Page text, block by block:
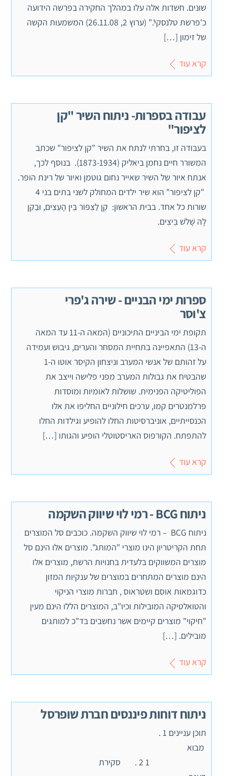
שונים. חשדות אלה עלו במהלך החקירה בפרשה הידועה
כ'פרשת טלנסקי'." (ערוץ 2, 26.11.08) המשמעות הקשה
של זימון […]
קרא עוד
עבודה בספרות- ניתוח השיר "קן
לציפור"
בעבודה זו, בחרתי לנתח את השיר "קן לציפור" שכתב
המשורר חיים נחמן ביאליק (1873-1934). בנוסף לכך,
אנתח איור של השיר שאייר נחום גוטמן ואיור של רינת הופר.
"קן לציפור" הוא שיר ילדים המחולק לשני בתים בני 4
שורות כל אחד. בבית הראשון: קֵן לַצִּפּוֹר בֵּין הָעֵצִים, וּבַקֵּן
לָהּ שָׁלֹשׁ בֵּיצִים.
קרא עוד
ספרות ימי הבניים - שירה ג'פרי
צ'וסר
תקופת ימי הביניים התיכוניים (המאה ה-11 עד המאה
ה-13) התאפיינה בתחיית המסחר והערים, גיבוש ועמידה
על זהותם של אנשי המערב וניצחון הקיסר אוטו ה-1
שהבטיח את גבולות המערב מפני פלישה וייצב את
הפוליטיקה הפנימית. שושלות לאומיות ומוסדות
פרלמנטרים קמו, ערכים חילוניים החליפו את אלו
הכנסייתיים, אוניברסיטות החלו להופיע וגילדות החלו
להתפתח. הקורפוס האריסטוטלי הופיע והגותו […]
קרא עוד
ניתוח BCG - רמי לוי שיווק השקמה
ניתוח BCG – רמי לוי שיווק השקמה. כוכבים סל המוצרים
תחת הקריטריון הינו מוצרי "המותג". מוצרים אלו הינם סל
מוצרים המשווקים בלעדית בחנויות הרשת, מוצרים אלו
הינם מוצרים המתחרים במוצרים של ענקיות המזון
כדוגמאות אוסם ושטראוס , חברות מוצרי הניקוי
והטואלטיקה המובילות וכיו"ב, המוצרים הללו הינם מעין
"חיקוי" מוצרים קיימים אשר נחשבים בד"כ למותגים
מובילים. […]
קרא עוד
ניתוח דוחות פיננסים חברת שופרסל
תוכן עניינים 1 .
מבוא
1 2 . סקירת